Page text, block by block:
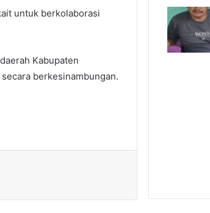
untuk berkolaborasi
Kabupaten
berkesinambungan.